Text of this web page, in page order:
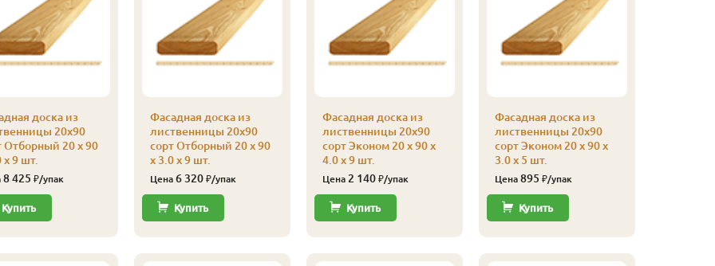
доска из
20х90
Отборный 20 x 90
x 9 шт.
8 425 ₽/упак
Купить
Фасадная доска из
лиственницы 20х90
сорт Отборный 20 x 90
x 3.0 x 9 шт.
Цена 6 320₽/упак
Купить
Фасадная доска из
лиственницы 20х90
сорт Эконом 20 x 90 x
4.0 x 9 шт.
Цена 2 140₽/упак
Купить
Фасадная доска из
лиственницы 20х90
сорт Эконом 20 x 90 x
3.0 x 5 шт.
Цена 895 ₽/упак
Купить